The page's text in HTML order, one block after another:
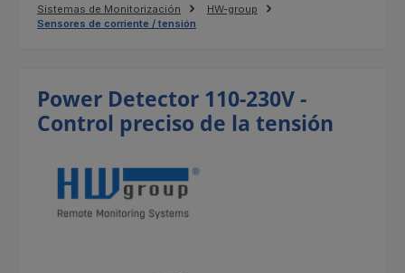
Sistemas de Monitorización
HW-group
Sensores de corriente / tensión
Power Detector 110-230V -
Control preciso de la tensión